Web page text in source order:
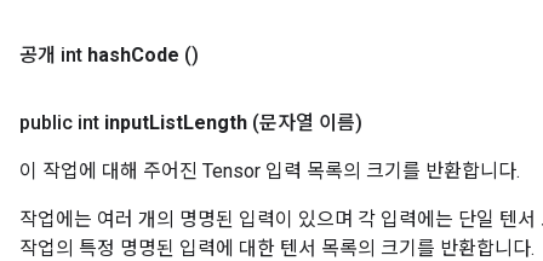
공개 int hashCode ()
public int inputListLength (문자열 이름)
이 작업에 대해 주어진 Tensor 입력 목록의 크기를 반환합니다.
작업에는 여러 개의 명명된 입력이 있으며 각 입력에는 단일 텐
작업의 특정 명명된 입력에 대한 텐서 목록의 크기를 반환합니다.